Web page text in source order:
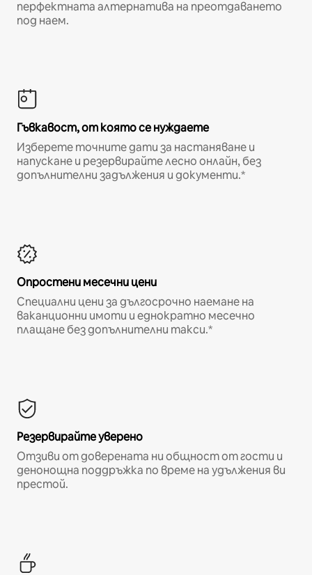
перфектната алтернатива на преотдаването
под наем.
Гъвкавост, от която се нуждаете
Изберете точните дати за настаняване и
напускане и резервирайте лесно онлайн, без
допълнителни задължения и документи.*
Опростени месечни цени
Специални цени за дългосрочно наемане на
ваканционни имоти и еднократно месечно
плащане без допълнителни такси.*
Резервирайте уверено
Отзиви от доверената ни общност от гости и
денонощна поддръжка по време на удължения ви
престой.